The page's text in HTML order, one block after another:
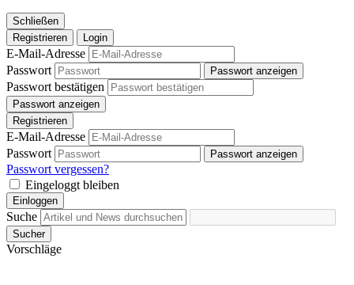
Schließen
Registrieren
Login
E-Mail-Adresse
Passwort
Passwort anzeigen
Passwort bestätigen
Passwort anzeigen
Registrieren
E-Mail-Adresse
Passwort
Passwort anzeigen
Passwort vergessen?
Eingeloggt bleiben
Einloggen
Suche
Sucher
Vorschläge